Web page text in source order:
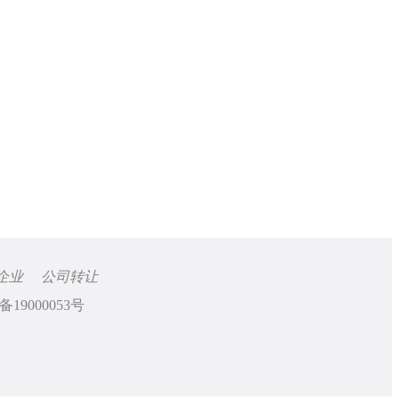
业
公司转让
19000053号